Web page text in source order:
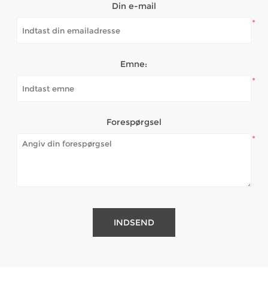
Din e-mail
*
Emne:
*
Forespørgsel
*